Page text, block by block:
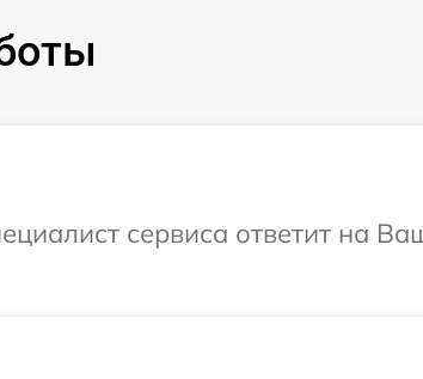
сервиса ответит на